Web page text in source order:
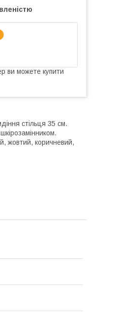
ви можете купити
стільця 35 см.
жовтий, коричневий,